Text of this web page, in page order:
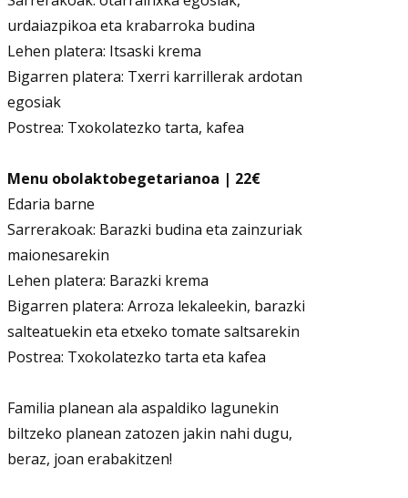
urdaiazpikoa eta krabarroka budina
Lehen platera: Itsaski krema
Bigarren platera: Txerri karrillerak ardotan
egosiak
Postrea: Txokolatezko tarta, kafea
Menu obolaktobegetarianoa | 22€
Edaria barne
Sarrerakoak: Barazki budina eta zainzuriak
maionesarekin
Lehen platera: Barazki krema
Bigarren platera: Arroza lekaleekin, barazki
salteatuekin eta etxeko tomate saltsarekin
Postrea: Txokolatezko tarta eta kafea
Familia planean ala aspaldiko lagunekin
biltzeko planean zatozen jakin nahi dugu,
beraz, joan erabakitzen!